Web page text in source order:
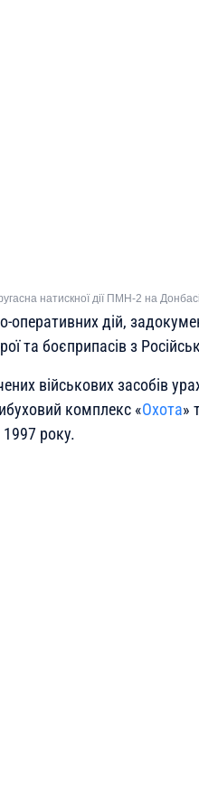
натискної дії ПМН-2 на
оперативних дій,
та боєприпасів з
військових засобів
комплекс «Охота»
року.